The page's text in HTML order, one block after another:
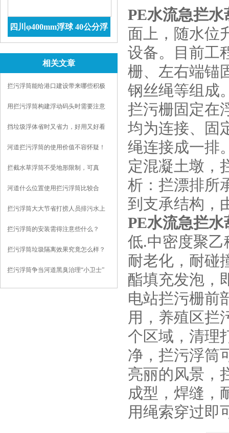
四川φ400mm浮球 40公分浮
相关文章
拦污浮筒能给港口建设带来哪些积极
用拦污浮筒构建浮动码头时需要注意
挡垃圾浮体省时又省力，好用又好看
河道拦污浮筒的使用价值不容怀疑！
拦截水草浮筒不受地形限制，可真
河道什么位置使用拦污浮筒比较合
拦污浮筒大大节省打捞人员排污水上
拦污浮筒的安装需得注意些什么？
拦污浮筒垃圾隔离效果究竟怎么样？
拦污浮筒争当河道黑臭治理“小卫士”
PE水流急拦水
面上，随水位
设备。目前工
栅、左右端锚
钢丝绳等组成
拦污栅固定在
均为连接、固
绳连接成一排
定混凝土墩，
析：拦漂排所
到支承结构，
PE水流急拦水
低.中密度聚
耐老化，耐碰
酯填充发泡，
电站拦污栅前
用，养殖区拦
个区域，清理
净，拦污浮筒
亮丽的风景，
成型，焊缝，
用绳索穿过即